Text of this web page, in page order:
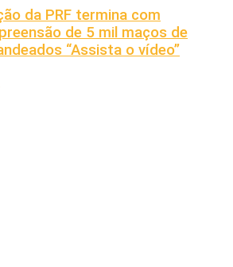
da PRF termina com
de 5 mil maços de
“Assista o vídeo”